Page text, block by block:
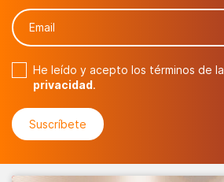
He leído y acepto los términos de la
privacidad.